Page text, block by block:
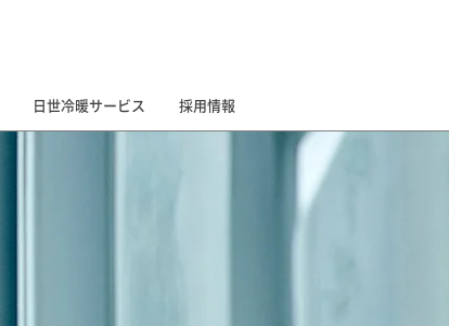
日世冷暖サービス 採用情報